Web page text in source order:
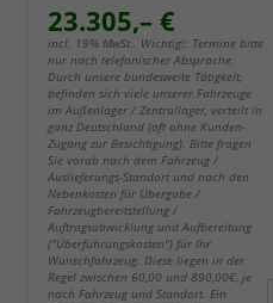
23.305,– €
incl. 19% MwSt.. Wichtig!: Termine bitte
nur nach telefonischer Absprache.
Durch unsere bundesweite Tätigkeit,
befinden sich viele unserer Fahrzeuge
im Außenlager / Zentrallager, verteilt in
ganz Deutschland (oft ohne Kunden-
Zugang zur Besichtigung). Bitte fragen
Sie vorab nach dem Fahrzeug /
Auslieferungs-Standort und nach den
Nebenkosten für Übergabe /
Fahrzeugbereitstellung /
Auftragsabwicklung und Aufbereitung
("Überführungskosten") für Ihr
Wunschfahrzeug. Diese liegen in der
Regel zwischen 60,00 und 890,00€, je
nach Fahrzeug und Standort. Ein